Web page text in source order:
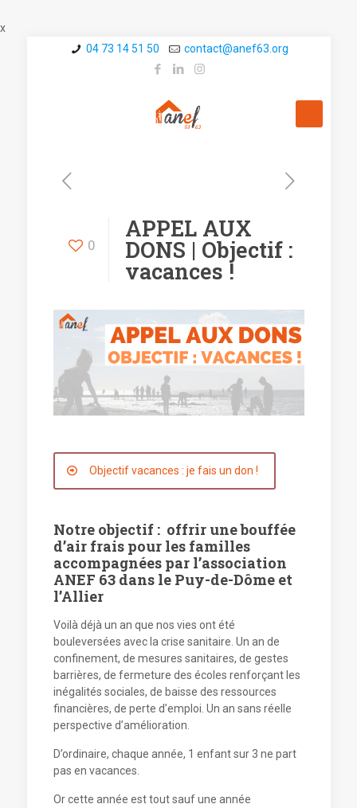
x
04 73 14 51 50
contact@a­nef63.org
0
APPEL AUX
DONS | Objectif :
vacances !
Objectif vacances : je fais un don !
Notre objectif : offrir une bouffée
d’air frais pour les familles
accompagnées par l’association
ANEF 63 dans le Puy-de-Dôme et
l’Allier
Voilà déjà un an que nos vies ont été
bouleversées avec la crise sanitaire. Un an de
confinement, de mesures sanitaires, de gestes
barrières, de fermeture des écoles renforçant les
inégalités sociales, de baisse des ressources
financières, de perte d’emploi. Un an sans réelle
perspective d’amélioration.
D’ordinaire, chaque année, 1 enfant sur 3 ne part
pas en vacances.
Or cette année est tout sauf une année